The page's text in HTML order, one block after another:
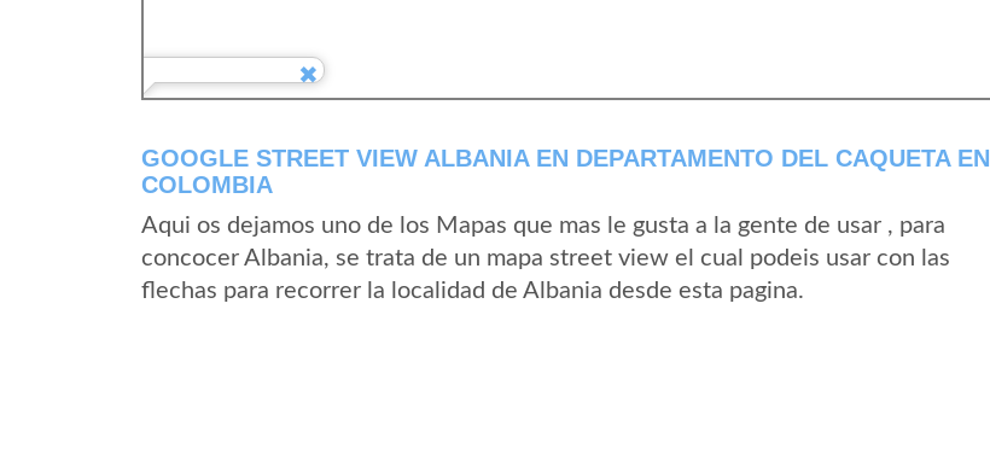
GOOGLE STREET VIEW ALBANIA EN DEPARTAMENTO DEL CAQUETA EN
COLOMBIA
Aqui os dejamos uno de los Mapas que mas le gusta a la gente de usar , para
concocer Albania, se trata de un mapa street view el cual podeis usar con las
flechas para recorrer la localidad de Albania desde esta pagina.